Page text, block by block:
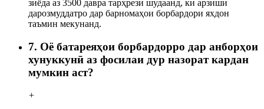
зиёда аз 3500 давра тарҳрезӣ шудаанд, ки арзиши
дарозмуддатро дар барномаҳои борбардори яхдон
таъмин мекунанд.
7. Оё батареяҳои борбардорро дар анборҳои
хунуккунӣ аз фосилаи дур назорат кардан
мумкин аст?
+